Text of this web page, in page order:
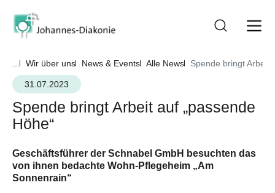
... Wir über uns News & Events Alle News
Spende bringt Arbeit
31.07.2023
Spende bringt Arbeit auf „passende
Höhe“
Geschäftsführer der Schnabel GmbH besuchten das
von ihnen bedachte Wohn-Pflegeheim „Am
Sonnenrain“